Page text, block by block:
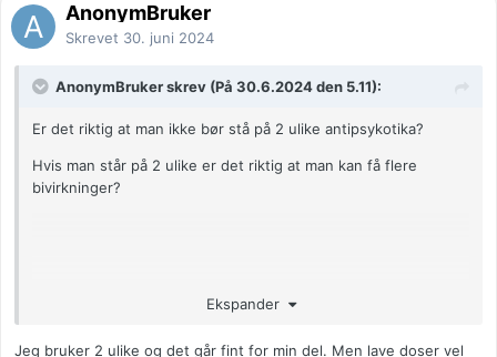
AnonymBruker
Skrevet 30. juni 2024
AnonymBruker skrev (På 30.6.2024 den 5.11):
Er det riktig at man ikke bør stå på 2 ulike antipsykotika?
Hvis man står på 2 ulike er det riktig at man kan få flere
bivirkninger?
Anonymkode: d48d5...597Ekspander
Jeg bruker 2 ulike og det går fint for min del. Men lave doser vel